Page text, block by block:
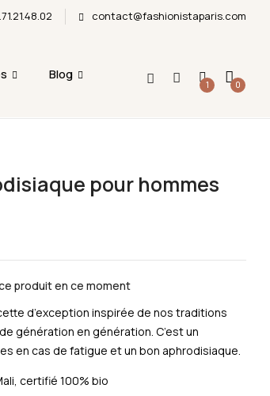
contact@fashionistaparis.com
Blog
1 0
pour hommes
produit en ce moment
d’exception inspirée de nos traditions
génération en génération. C’est un
en cas de fatigue et un bon aphrodisiaque.
certifié 100% bio
ne sera possible durant cette